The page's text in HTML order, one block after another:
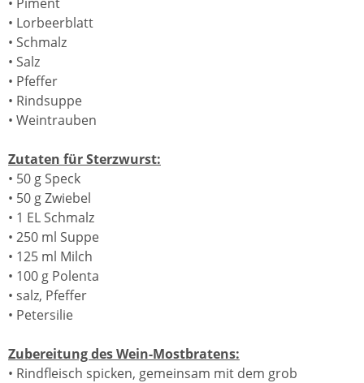
• Lorbeerblatt
• Schmalz
• Salz
• Pfeffer
• Rindsuppe
• Weintrauben
Zutaten für Sterzwurst:
• 50 g Speck
• 50 g Zwiebel
• 1 EL Schmalz
• 250 ml Suppe
• 125 ml Milch
• 100 g Polenta
• salz, Pfeffer
• Petersilie
Zubereitung des Wein-Mostbratens:
• Rindfleisch spicken, gemeinsam mit dem grob